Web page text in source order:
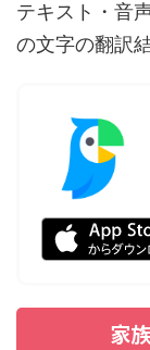
テキスト・音
の文字の翻訳
家